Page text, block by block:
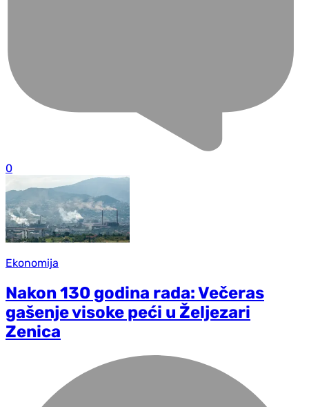
0
Ekonomija
Nakon 130 godina rada: Večeras
gašenje visoke peći u Željezari
Zenica